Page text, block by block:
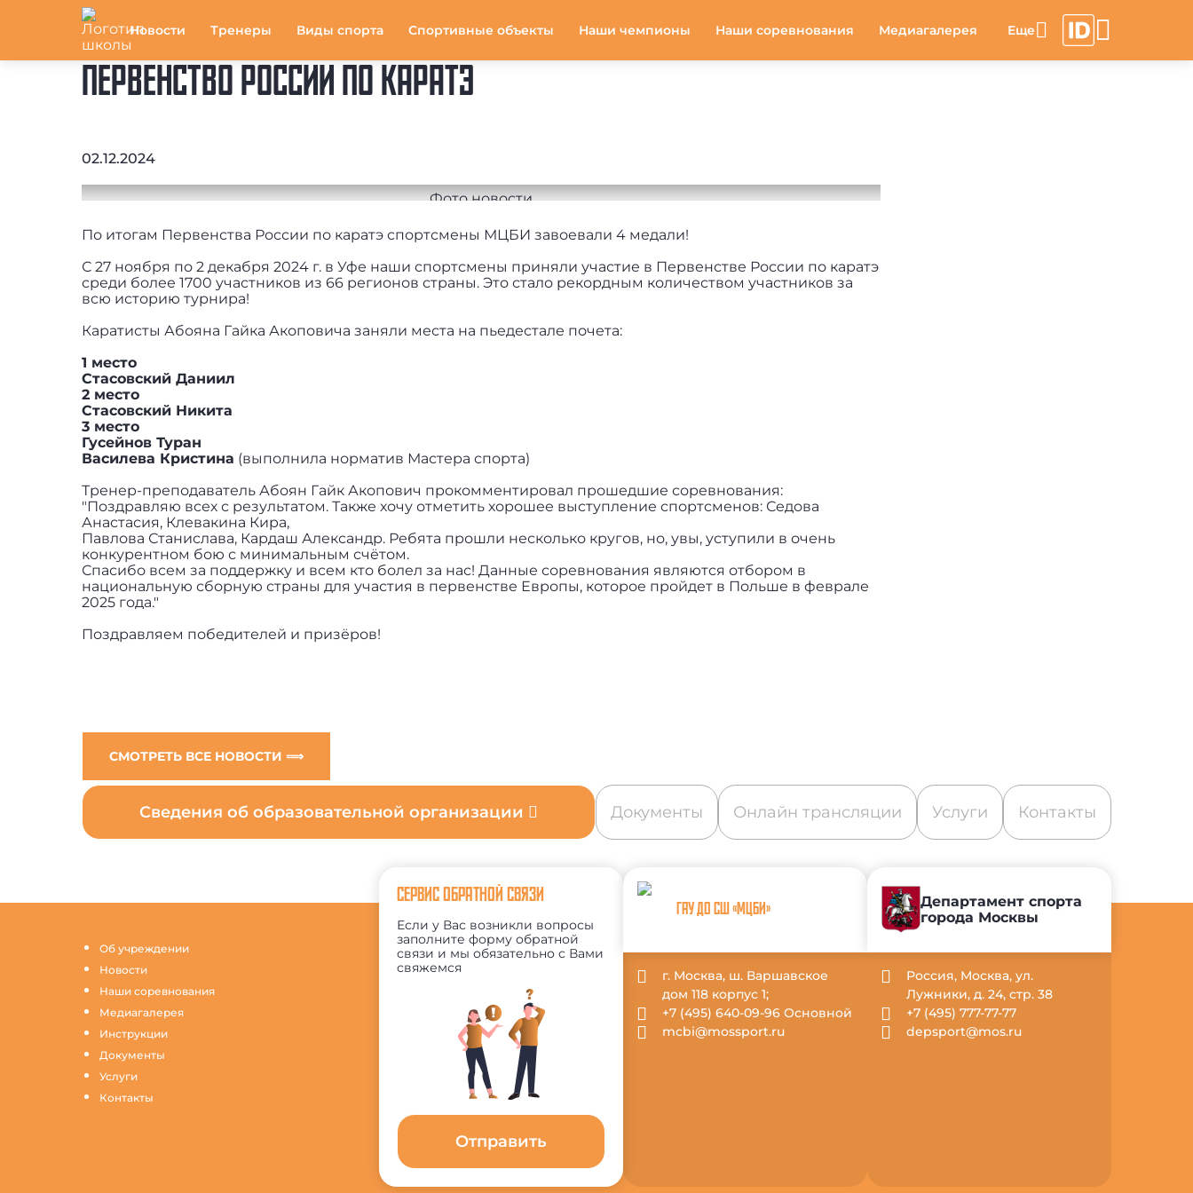
Новости Тренеры Виды спорта Спортивные объекты Наши чемпионы Наши соревнования Медиагалерея
ПЕРВЕНСТВО РОССИИ ПО КАРАТЭ
02.12.2024
По итогам Первенства России по каратэ спортсмены МЦБИ завоевали 4 медали!
С 27 ноября по 2 декабря 2024 г. в Уфе наши спортсмены приняли участие в Первенстве России по каратэ
среди более 1700 участников из 66 регионов страны. Это стало рекордным количеством участников за
всю историю турнира!
Каратисты Абояна Гайка Акоповича заняли места на пьедестале почета:
1 место
Стасовский Даниил
2 место
Стасовский Никита
3 место
Гусейнов Туран
Василева Кристина (выполнила норматив Мастера спорта)
Тренер-преподаватель Абоян Гайк Акопович прокомментировал прошедшие соревнования:
"Поздравляю всех с результатом. Также хочу отметить хорошее выступление спортсменов: Седова
Анастасия, Клевакина Кира,
Павлова Станислава, Кардаш Александр. Ребята прошли несколько кругов, но, увы, уступили в очень
конкурентном бою с минимальным счётом.
Спасибо всем за поддержку и всем кто болел за нас! Данные соревнования являются отбором в
национальную сборную страны для участия в первенстве Европы, которое пройдет в Польше в феврале
2025 года."
Поздравляем победителей и призёров!
СМОТРЕТЬ ВСЕ НОВОСТИ ⟹
Сведения об образовательной организации Документы Онлайн трансляции Услуги Контакты
Об учреждении
Новости
Наши соревнования
Медиагалерея
Инструкции
Документы
Услуги
Контакты
СЕРВИС ОБРАТНОЙ СВЯЗИ
Если у Вас возникли вопросы
заполните форму обратной
связи и мы обязательно с Вами
свяжемся
Отправить
ГАУ ДО СШ «МЦБИ»
г. Москва, ш. Варшавское
дом 118 корпус 1;
+7 (495) 640-09-96 Основной
mcbi@mossport.ru
Департамент спорта
города Москвы
Россия, Москва, ул.
Лужники, д. 24, стр. 38
+7 (495) 777-77-77
depsport@mos.ru